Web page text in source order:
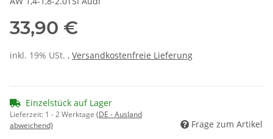
33,90 €
inkl. 19% USt. , Versandkostenfreie Lieferung
Einzelstück auf Lager
Lieferzeit: 1 - 2 Werktage (DE - Ausland
abweichend)
Frage zum Artikel